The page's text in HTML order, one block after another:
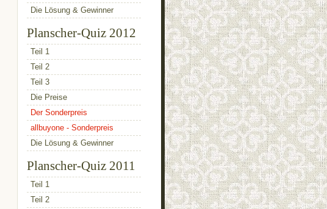
Die Lösung & Gewinner
Planscher-Quiz 2012
Teil 1
Teil 2
Teil 3
Die Preise
Der Sonderpreis
allbuyone - Sonderpreis
Die Lösung & Gewinner
Planscher-Quiz 2011
Teil 1
Teil 2